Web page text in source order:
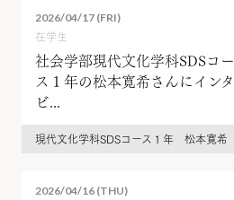
2026/04/17 (FRI)
在学生
社会学部現代文化学科SDSコー
ス１年の松本寛希さんにインタ
ビ...
現代文化学科SDSコース１年 松本寛希
2026/04/16 (THU)